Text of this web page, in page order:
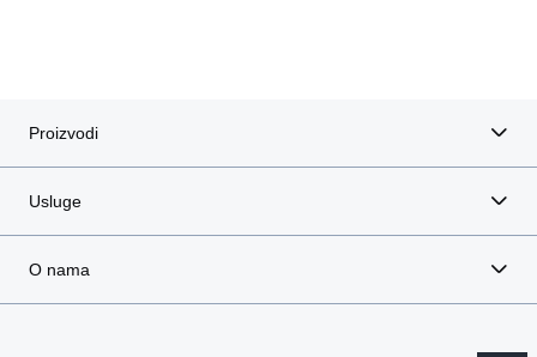
Proizvodi
Usluge
O nama